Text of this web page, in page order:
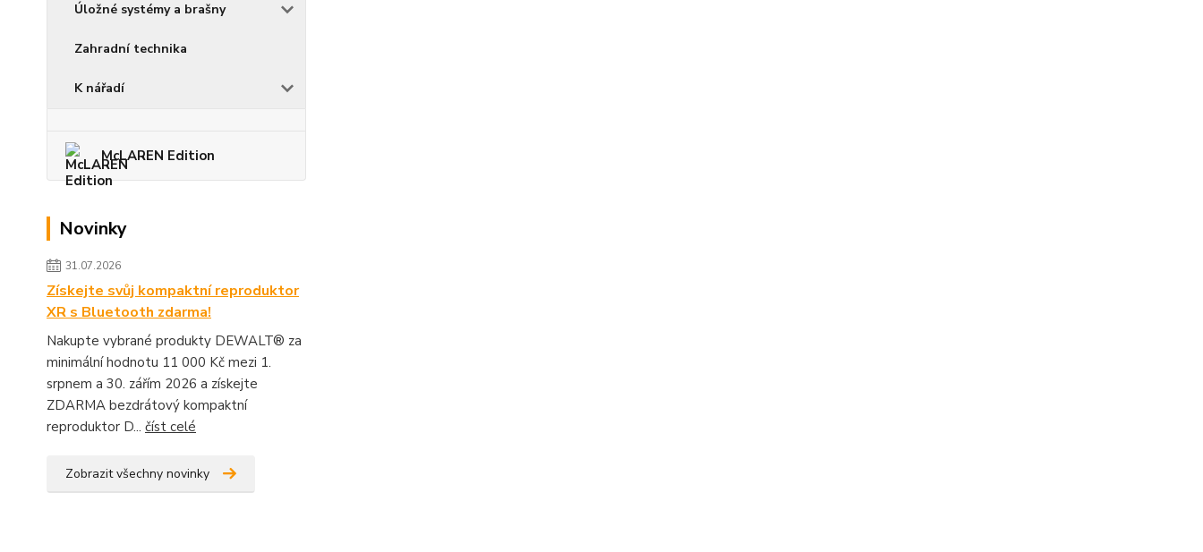
Úložné systémy a brašny
Zahradní technika
K nářadí
McLAREN Edition
Novinky
31.07.2026
Získejte svůj kompaktní reproduktor
XR s Bluetooth zdarma!
Nakupte vybrané produkty DEWALT® za
minimální hodnotu 11 000 Kč mezi 1.
srpnem a 30. zářím 2026 a získejte
ZDARMA bezdrátový kompaktní
reproduktor D... číst celé
Zobrazit všechny novinky